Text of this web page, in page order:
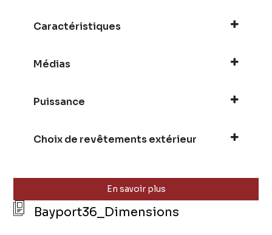
Caractéristiques
Médias
Puissance
Choix de revêtements extérieur
En savoir plus
Bayport36_Dimensions